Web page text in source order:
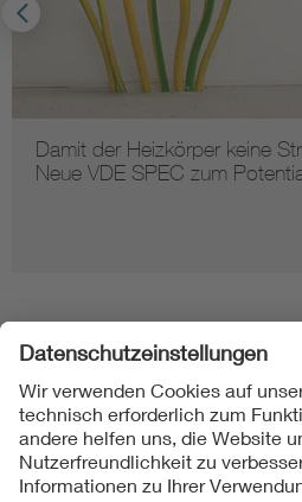
Damit der Heizkörper keine
Neue VDE SPEC zum
Folgen Sie uns